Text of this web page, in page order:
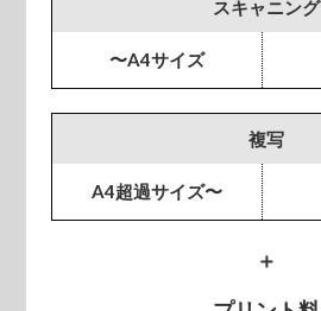
スキャニング
〜A4サイズ
複写
A4超過サイズ〜
＋